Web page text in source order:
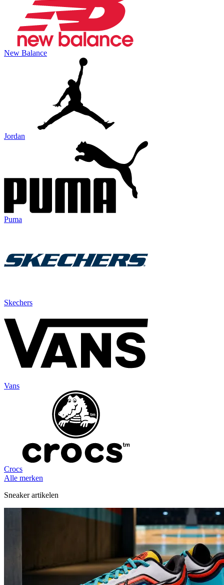
New Balance
Jordan
Puma
Skechers
Vans
Crocs
Alle merken
Sneaker artikelen